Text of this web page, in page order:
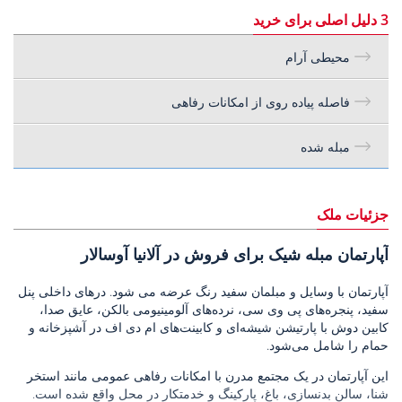
3 دلیل اصلی برای خرید
محیطی آرام
فاصله پیاده روی از امکانات رفاهی
مبله شده
جزئیات ملک
آپارتمان مبله شیک برای فروش در آلانیا آوسالار
آپارتمان با وسایل و مبلمان سفید رنگ عرضه می شود. درهای داخلی پنل
سفید، پنجره‌های پی وی سی، نرده‌های آلومینیومی بالکن، عایق صدا،
کابین دوش با پارتیشن شیشه‌ای و کابینت‌های ام دی اف در آشپزخانه و
حمام را شامل می‌شود.
این آپارتمان در یک مجتمع مدرن با امکانات رفاهی عمومی مانند استخر
شنا، سالن بدنسازی، باغ، پارکینگ و خدمتکار در محل واقع شده است.